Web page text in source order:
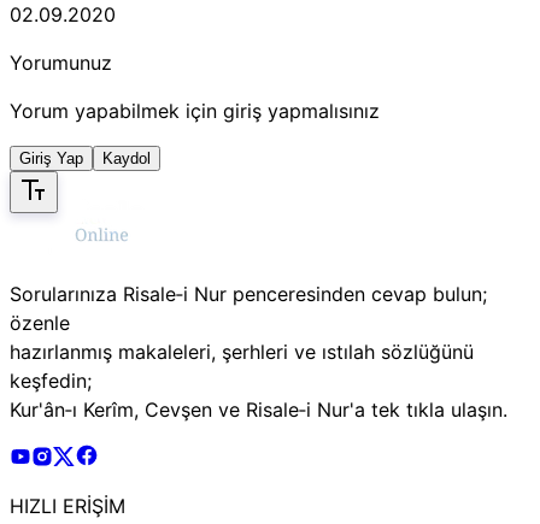
02.09.2020
Yorumunuz
Yorum yapabilmek için giriş yapmalısınız
Giriş Yap Kaydol
Sorularınıza Risale‑i Nur penceresinden cevap bulun;
özenle
hazırlanmış makaleleri, şerhleri ve ıstılah sözlüğünü
keşfedin;
Kur'ân‑ı Kerîm, Cevşen ve Risale‑i Nur'a tek tıkla ulaşın.
Risale Online Youtube Hesabı
Risale Online Instagram Hesabı
Risale Online X Hesabı
HIZLI ERİŞİM